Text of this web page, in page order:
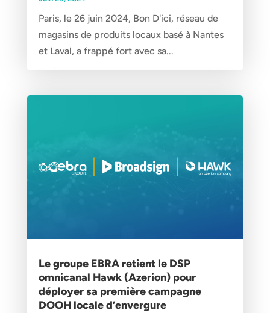
Paris, le 26 juin 2024, Bon D'ici, réseau de
magasins de produits locaux basé à Nantes
et Laval, a frappé fort avec sa...
Le groupe EBRA retient le DSP
omnicanal Hawk (Azerion) pour
déployer sa première campagne
DOOH locale d’envergure